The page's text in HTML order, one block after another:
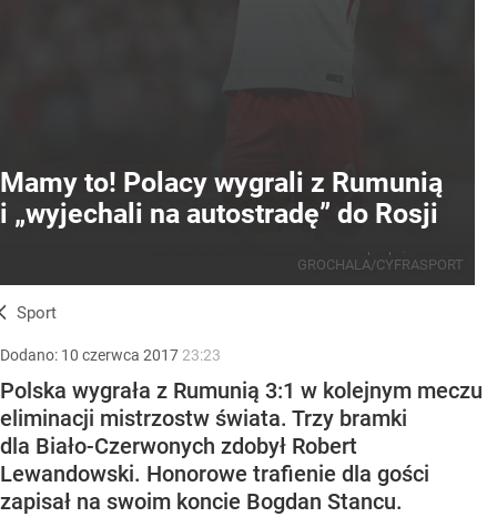
Mamy to! Polacy wygrali z Rumunią
i „wyjechali na autostradę” do Rosji
GROCHALA/CYFRASPORT
Sport
Dodano: 10 czerwca 2017 23:23
Polska wygrała z Rumunią 3:1 w kolejnym meczu
eliminacji mistrzostw świata. Trzy bramki
dla Biało-Czerwonych zdobył Robert
Lewandowski. Honorowe trafienie dla gości
zapisał na swoim koncie Bogdan Stancu.